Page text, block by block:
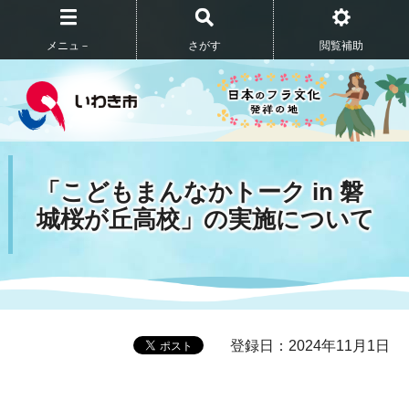
メニュ－ さがす 閲覧補助
「こどもまんなかトーク in 磐
城桜が丘高校」の実施について
登録日：2024年11月1日